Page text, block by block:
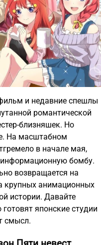
и недавние спешлы
романтической
близняшек. Но
На масштабном
в начале мая,
бомбу.
возвращается на
крупных анимационных
истории. Давайте
японские студии
смысл.